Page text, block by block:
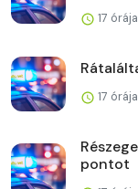
17
17
pontot